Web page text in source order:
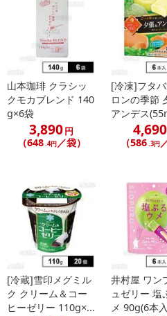
クリアでみずみずしく、つるんぷる
上質なフルーツの香り・味わい・
賞味期限について:賞味期限記載のない商品につい
いたします。
アレルギー表示:
山本珈琲 クラシッ
クモカブレンド 140
g×6袋
3,890円
（648.4円／袋）
[冷凍]フタ
ロンの季節
アンデス
4,690
（586.3円
[冷蔵]雪印メグミル
ク クリーム＆コー
ヒーゼリー 110g×...
井村屋 ワン
ュゼリー 塩
メ 90g(6本